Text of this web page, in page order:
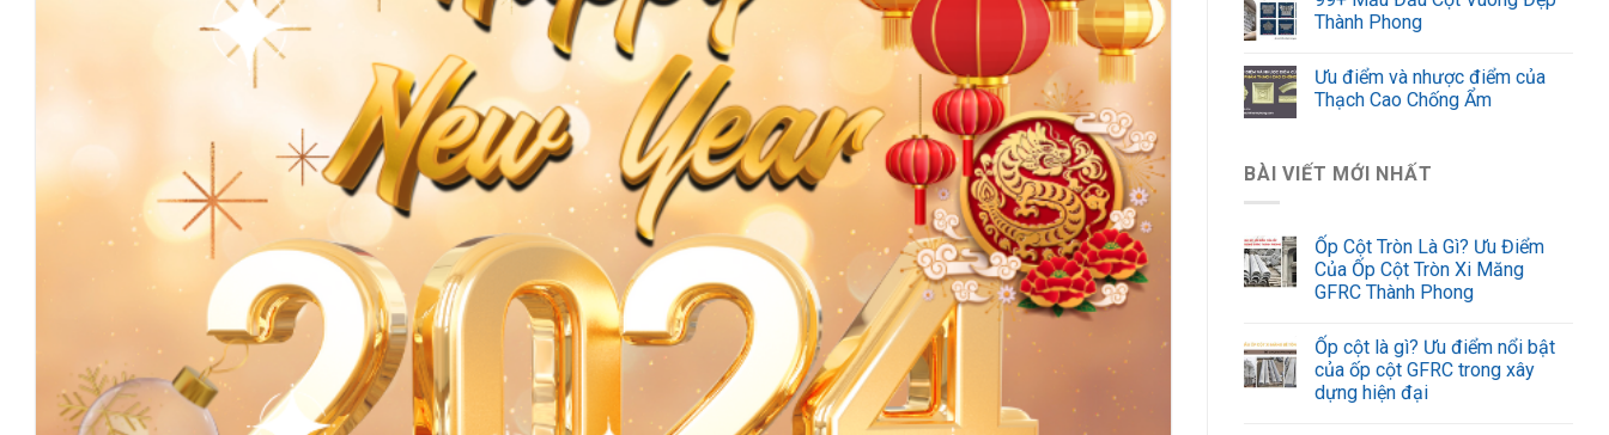
Thành Phong
Ưu điểm và nhược điểm của
Thạch Cao Chống Ẩm
BÀI VIẾT MỚI NHẤT
Ốp Cột Tròn Là Gì? Ưu Điểm
Của Ốp Cột Tròn Xi Măng
GFRC Thành Phong
Ốp cột là gì? Ưu điểm nổi bật
của ốp cột GFRC trong xây
dựng hiện đại